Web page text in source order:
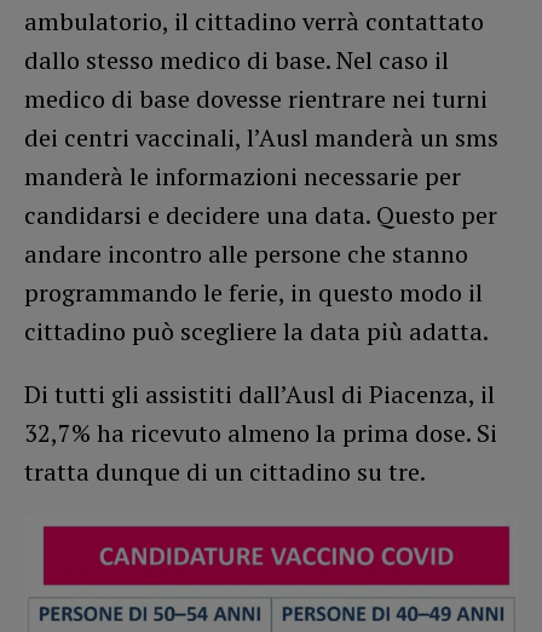
ambulatorio, il cittadino verrà contattato
dallo stesso medico di base. Nel caso il
medico di base dovesse rientrare nei turni
dei centri vaccinali, l’Ausl manderà un sms
manderà le informazioni necessarie per
candidarsi e decidere una data. Questo per
andare incontro alle persone che stanno
programmando le ferie, in questo modo il
cittadino può scegliere la data più adatta.
Di tutti gli assistiti dall’Ausl di Piacenza, il
32,7% ha ricevuto almeno la prima dose. Si
tratta dunque di un cittadino su tre.